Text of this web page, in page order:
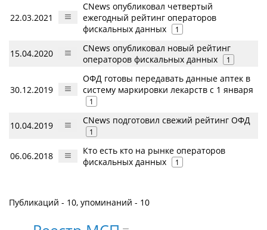
22.03.2021
CNews опубликовал четвертый
ежегодный рейтинг операторов
фискальных данных
1
15.04.2020
CNews опубликовал новый рейтинг
операторов фискальных данных
1
30.12.2019
ОФД готовы передавать данные аптек в
систему маркировки лекарств с 1 января
1
10.04.2019 CNews подготовил свежий рейтинг ОФД
1
06.06.2018
Кто есть кто на рынке операторов
фискальных данных
1
Публикаций - 10, упоминаний - 10